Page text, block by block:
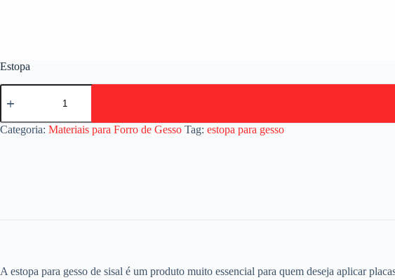
Estopa
Estopa
quantidade
Categoria: Materiais para Forro de Gesso Tag: estopa para gesso
A estopa para gesso de sisal é um produto muito essencial para quem deseja aplicar